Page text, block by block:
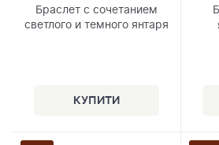
Браслет с сочетанием
светлого и темного янтаря